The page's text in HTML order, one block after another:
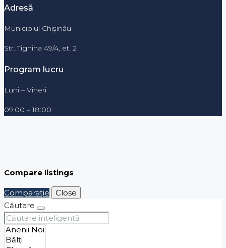
Adresă
Municipiul Chișinău
Str. Tighina 49/4, et. 2
Program lucru
Luni – Vineri
09:00 – 18:00
Compare listings
Comparaţie
Close
Căutare